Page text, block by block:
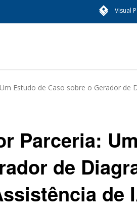
Visual
Estudo de Caso sobre o Gerador de
Parceria:
de
de